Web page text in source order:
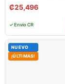
₡25,496
✓ Envío CR
NUEVO
¡ÚLTIMAS!